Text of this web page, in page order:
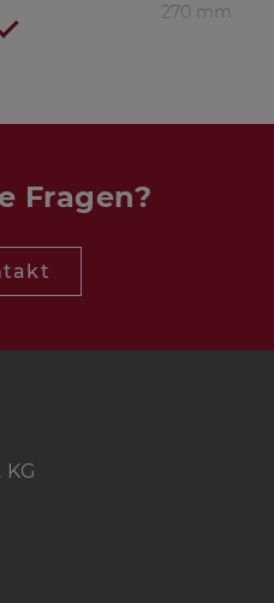
270 mm
- 8 Ohm 1 St.
8 Ohm
VOX 253-CENTER
mm
Fragen?